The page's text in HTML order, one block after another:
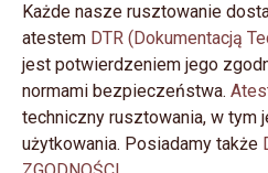
Każde nasze rusztowanie
atestem DTR (Dokumentacją
jest potwierdzeniem jego
normami bezpieczeństwa.
techniczny rusztowania, w tym
użytkowania. Posiadamy także